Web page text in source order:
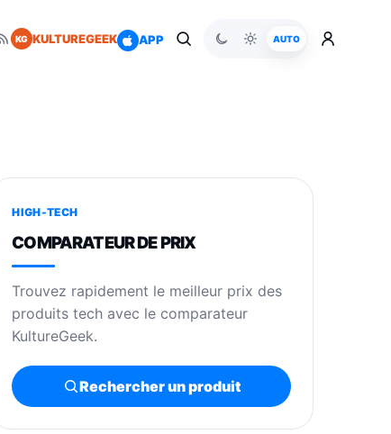
KG KULTUREGEEK APP AUTO
HIGH-TECH
COMPARATEUR DE PRIX
Trouvez rapidement le meilleur prix des
produits tech avec le comparateur
KultureGeek.
Rechercher un produit